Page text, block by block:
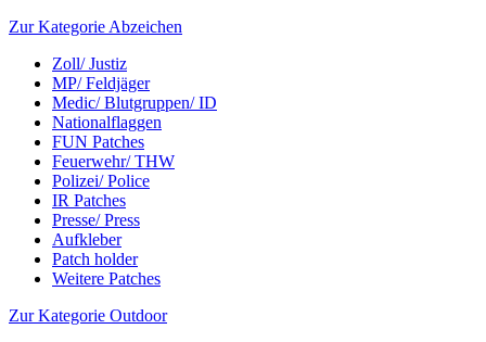
Zur Kategorie Abzeichen
Zoll/ Justiz
MP/ Feldjäger
Medic/ Blutgruppen/ ID
Nationalflaggen
FUN Patches
Feuerwehr/ THW
Polizei/ Police
IR Patches
Presse/ Press
Aufkleber
Patch holder
Weitere Patches
Zur Kategorie Outdoor